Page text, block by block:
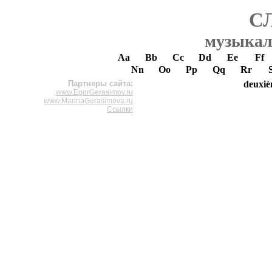
Aa Bb Cc Dd Ee
Ff
Nn
Oo Pp Qq Rr
Партнеры сайта:
www.EgorGerasimov.ru
www.MarinaGerasimova.ru
Ссылки